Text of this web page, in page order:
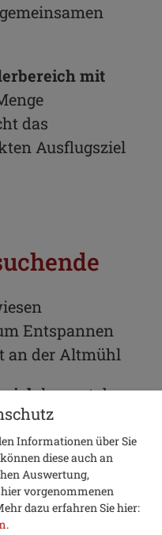
mit
das
Ausflugsziel
Entspannen
an der Altmühl
kannst du
den Alltag
Schatten
auspowern
Ball: Auf
Informationen über Sie
diese auch an
Auswertung,
vorgenommenen
dazu erfahren Sie hier:
.